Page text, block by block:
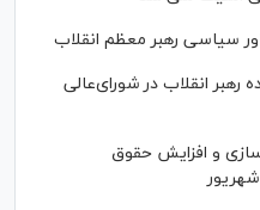
سیاسی رهبر معظم انقلاب
رهبر انقلاب در شورای‌عالی
و افزایش حقوق